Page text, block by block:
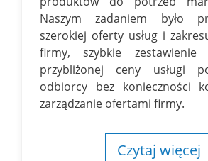
Naszym zadaniem było
szerokiej oferty usług i
firmy, szybkie
przybliżonej ceny usługi
odbiorcy bez konieczności
zarządzanie ofertami firmy.
Czytaj więcej